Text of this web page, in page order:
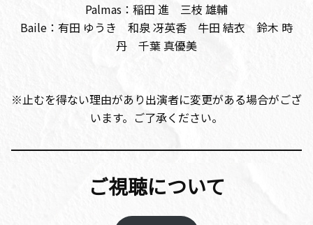
Palmas：稲田 進 三枝 雄輔
Baile：有田 ゆうき 和泉 冴英香 牛田 結衣 鈴木 時
丹 千葉 真優美
※止むを得ない理由があり出演者に変更がある場合がござ
います。ご了承ください。
ご視聴について